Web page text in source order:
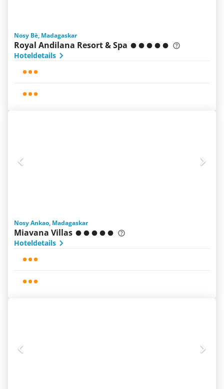
Nosy Bè, Madagaskar
Royal Andilana Resort & Spa
Hoteldetails
Nosy Ankao, Madagaskar
Miavana Villas
Hoteldetails